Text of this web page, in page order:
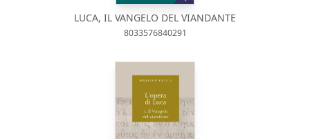
LUCA, IL VANGELO DEL VIANDANTE
8033576840291